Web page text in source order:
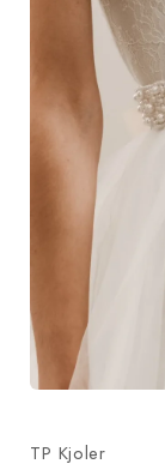
iTP Kjoler